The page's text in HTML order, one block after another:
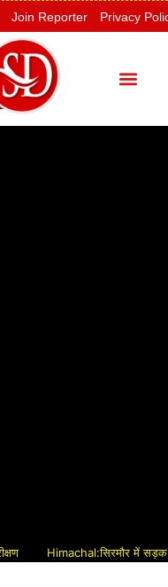
Join Reporter Privacy
Himachal:सिरमौर में सड़क विकास